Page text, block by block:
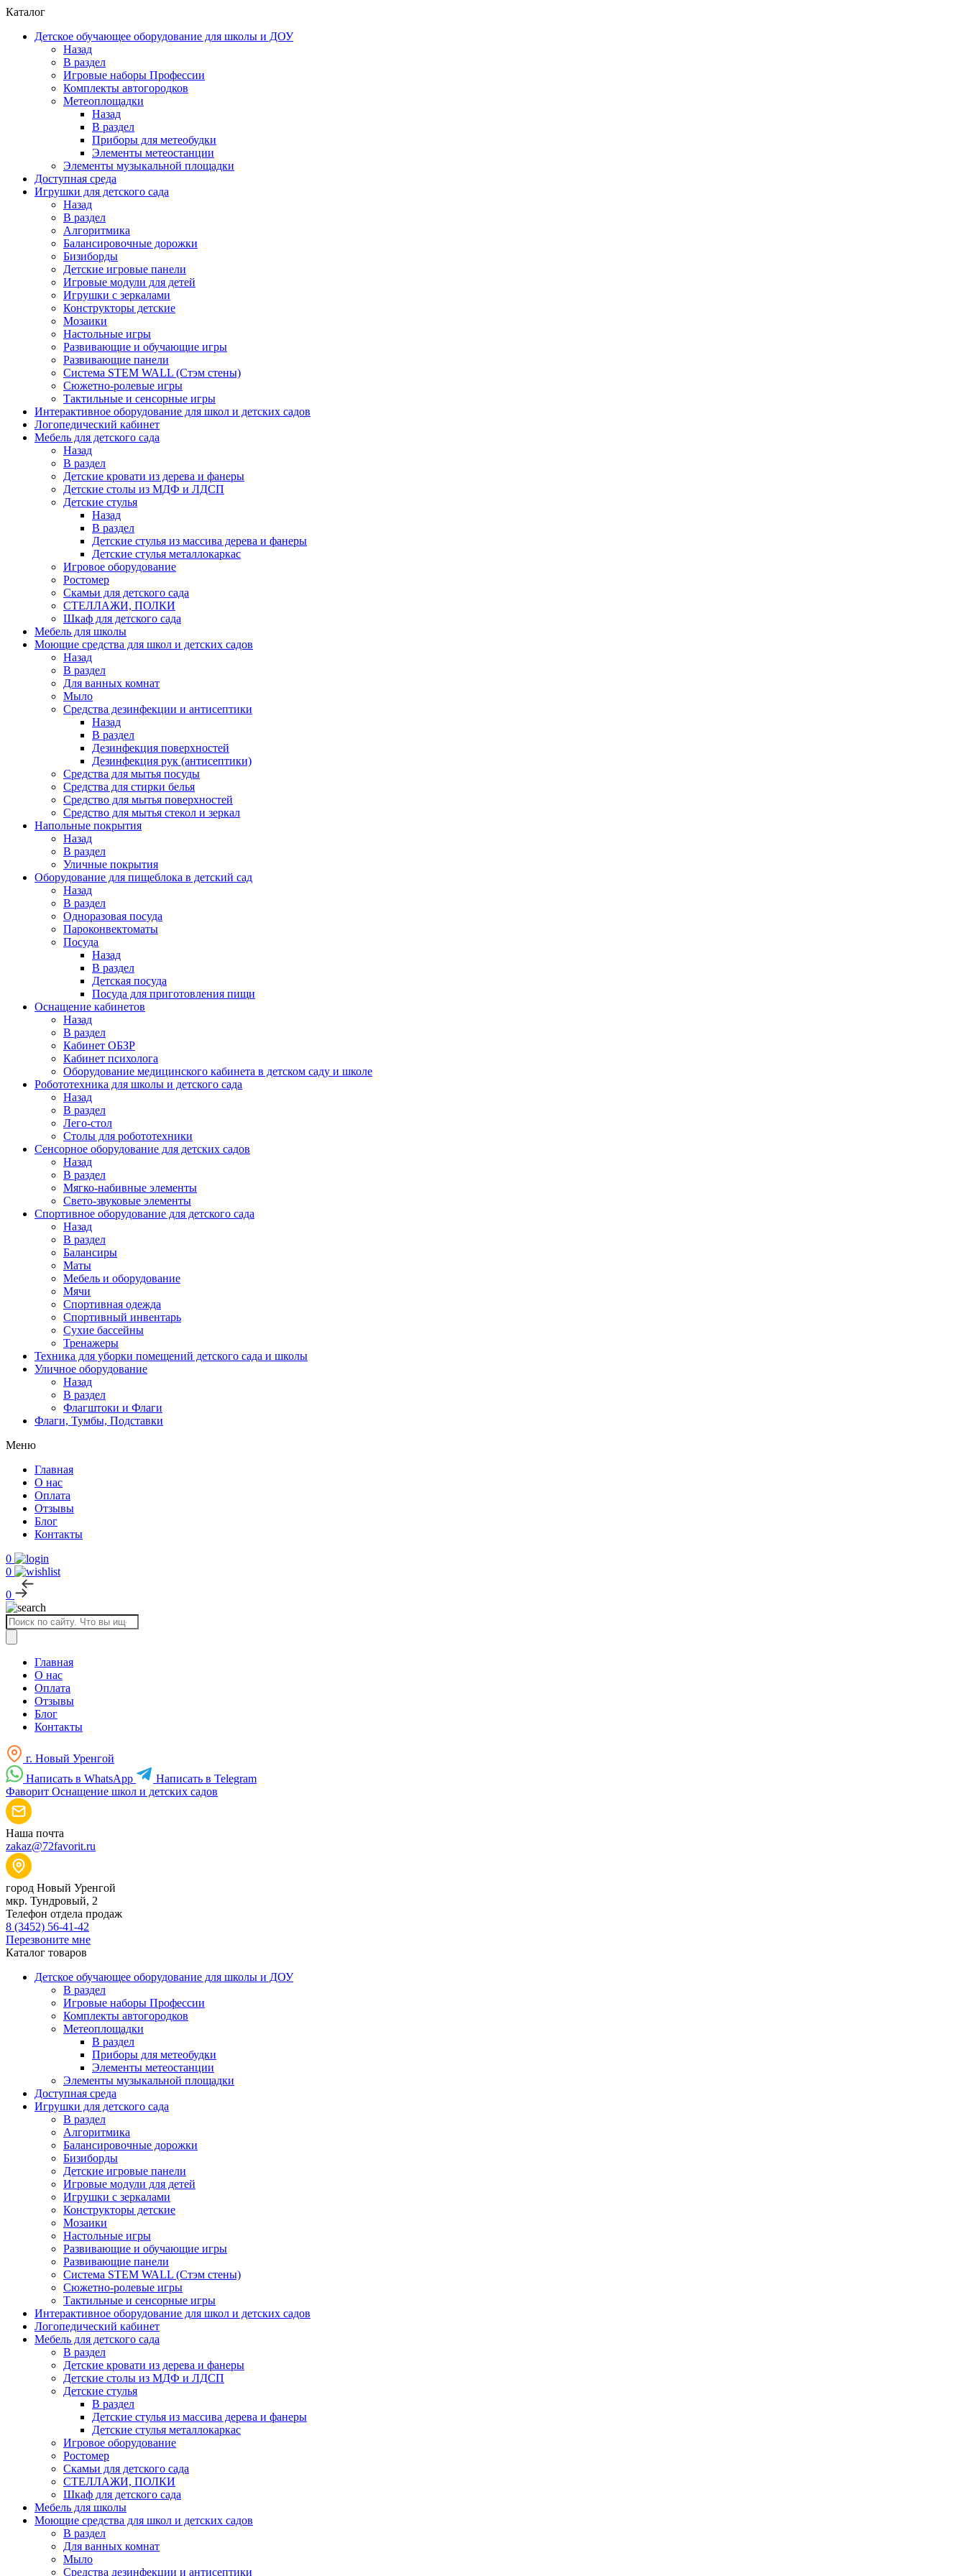
Каталог
Детское обучающее оборудование для школы и ДОУ
Назад
В раздел
Игровые наборы Профессии
Комплекты автогородков
Метеоплощадки
Назад
В раздел
Приборы для метеобудки
Элементы метеостанции
Элементы музыкальной площадки
Доступная среда
Игрушки для детского сада
Назад
В раздел
Алгоритмика
Балансировочные дорожки
Бизиборды
Детские игровые панели
Игровые модули для детей
Игрушки с зеркалами
Конструкторы детские
Мозаики
Настольные игры
Развивающие и обучающие игры
Развивающие панели
Система STEM WALL (Cтэм стены)
Сюжетно-ролевые игры
Тактильные и сенсорные игры
Интерактивное оборудование для школ и детских садов
Логопедический кабинет
Мебель для детского сада
Назад
В раздел
Детские кровати из дерева и фанеры
Детские столы из МДФ и ЛДСП
Детские стулья
Назад
В раздел
Детские стулья из массива дерева и фанеры
Детские стулья металлокаркас
Игровое оборудование
Ростомер
Скамьи для детского сада
СТЕЛЛАЖИ, ПОЛКИ
Шкаф для детского сада
Мебель для школы
Моющие средства для школ и детских садов
Назад
В раздел
Для ванных комнат
Мыло
Средства дезинфекции и антисептики
Назад
В раздел
Дезинфекция поверхностей
Дезинфекция рук (антисептики)
Средства для мытья посуды
Средства для стирки белья
Средство для мытья поверхностей
Средство для мытья стекол и зеркал
Напольные покрытия
Назад
В раздел
Уличные покрытия
Оборудование для пищеблока в детский сад
Назад
В раздел
Одноразовая посуда
Пароконвектоматы
Посуда
Назад
В раздел
Детская посуда
Посуда для приготовления пищи
Оснащение кабинетов
Назад
В раздел
Кабинет ОБЗР
Кабинет психолога
Оборудование медицинского кабинета в детском саду и школе
Робототехника для школы и детского сада
Назад
В раздел
Лего-стол
Столы для робототехники
Сенсорное оборудование для детских садов
Назад
В раздел
Мягко-набивные элементы
Свето-звуковые элементы
Спортивное оборудование для детского сада
Назад
В раздел
Балансиры
Маты
Мебель и оборудование
Мячи
Спортивная одежда
Спортивный инвентарь
Сухие бассейны
Тренажеры
Техника для уборки помещений детского сада и школы
Уличное оборудование
Назад
В раздел
Флагштоки и Флаги
Флаги, Тумбы, Подставки
Меню
Главная
О нас
Оплата
Отзывы
Блог
Контакты
0
0
0
Поиск
товаров
Главная
О нас
Оплата
Отзывы
Блог
Контакты
г. Новый Уренгой
Написать в WhatsApp
Написать в Telegram
Фаворит Оснащение школ и детских садов
Наша почта
zakaz@72favorit.ru
город Новый Уренгой
мкр. Тундровый, 2
Телефон отдела продаж
8 (3452) 56-41-42
Перезвоните мне
Каталог товаров
Детское обучающее оборудование для школы и ДОУ
В раздел
Игровые наборы Профессии
Комплекты автогородков
Метеоплощадки
В раздел
Приборы для метеобудки
Элементы метеостанции
Элементы музыкальной площадки
Доступная среда
Игрушки для детского сада
В раздел
Алгоритмика
Балансировочные дорожки
Бизиборды
Детские игровые панели
Игровые модули для детей
Игрушки с зеркалами
Конструкторы детские
Мозаики
Настольные игры
Развивающие и обучающие игры
Развивающие панели
Система STEM WALL (Cтэм стены)
Сюжетно-ролевые игры
Тактильные и сенсорные игры
Интерактивное оборудование для школ и детских садов
Логопедический кабинет
Мебель для детского сада
В раздел
Детские кровати из дерева и фанеры
Детские столы из МДФ и ЛДСП
Детские стулья
В раздел
Детские стулья из массива дерева и фанеры
Детские стулья металлокаркас
Игровое оборудование
Ростомер
Скамьи для детского сада
СТЕЛЛАЖИ, ПОЛКИ
Шкаф для детского сада
Мебель для школы
Моющие средства для школ и детских садов
В раздел
Для ванных комнат
Мыло
Средства дезинфекции и антисептики